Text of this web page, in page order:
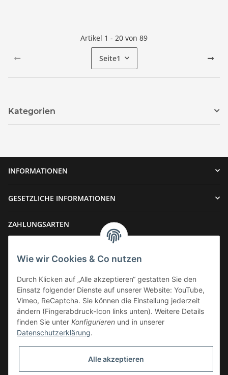
Artikel 1 - 20 von 89
Seite1
Kategorien
INFORMATIONEN
GESETZLICHE INFORMATIONEN
ZAHLUNGSARTEN
VERSAND
Widerrufsbutton
* Alle Preise inkl. gesetzlicher USt., zzgl.
Wie wir Cookies & Co nutzen
Durch Klicken auf „Alle akzeptieren“ gestatten Sie den
Einsatz folgender Dienste auf unserer Website: YouTube,
Vimeo, ReCaptcha. Sie können die Einstellung jederzeit
ändern (Fingerabdruck-Icon links unten). Weitere Details
finden Sie unter Konfigurieren und in unserer
Datenschutzerklärung.
Alle akzeptieren